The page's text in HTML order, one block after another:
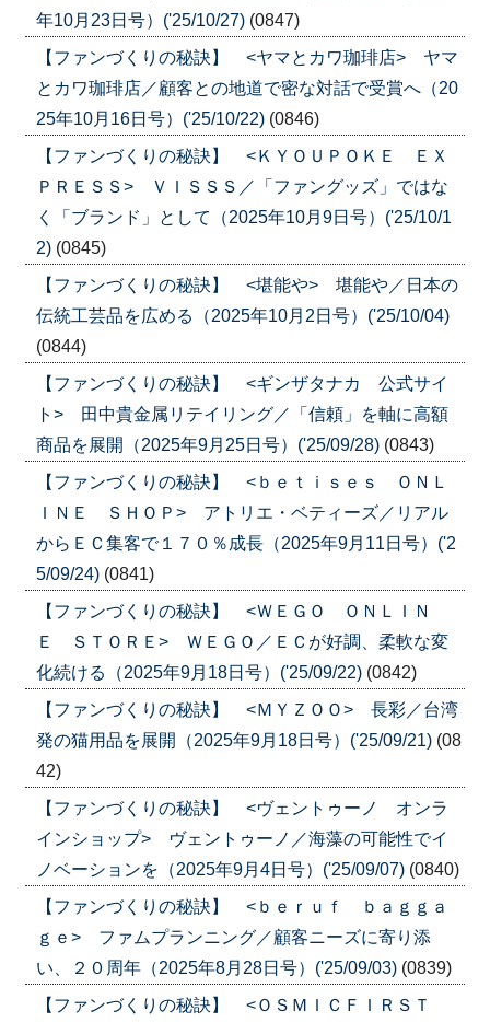
年10月23日号）('25/10/27) (0847)
【ファンづくりの秘訣】 <ヤマとカワ珈琲店> ヤマ
とカワ珈琲店／顧客との地道で密な対話で受賞へ（20
25年10月16日号）('25/10/22) (0846)
【ファンづくりの秘訣】 <ＫＹＯＵＰＯＫＥ ＥＸ
ＰＲＥＳＳ> ＶＩＳＳＳ／「ファングッズ」ではな
く「ブランド」として（2025年10月9日号）('25/10/1
2) (0845)
【ファンづくりの秘訣】 <堪能や> 堪能や／日本の
伝統工芸品を広める（2025年10月2日号）('25/10/04)
(0844)
【ファンづくりの秘訣】 <ギンザタナカ 公式サイ
ト> 田中貴金属リテイリング／「信頼」を軸に高額
商品を展開（2025年9月25日号）('25/09/28) (0843)
【ファンづくりの秘訣】 <ｂｅｔｉｓｅｓ ＯＮＬ
ＩＮＥ ＳＨＯＰ> アトリエ・ベティーズ／リアル
からＥＣ集客で１７０％成長（2025年9月11日号）('2
5/09/24) (0841)
【ファンづくりの秘訣】 <ＷＥＧＯ ＯＮＬＩＮ
Ｅ ＳＴＯＲＥ> ＷＥＧＯ／ＥＣが好調、柔軟な変
化続ける（2025年9月18日号）('25/09/22) (0842)
【ファンづくりの秘訣】 <ＭＹＺＯＯ> 長彩／台湾
発の猫用品を展開（2025年9月18日号）('25/09/21) (08
42)
【ファンづくりの秘訣】 <ヴェントゥーノ オンラ
インショップ> ヴェントゥーノ／海藻の可能性でイ
ノベーションを（2025年9月4日号）('25/09/07) (0840)
【ファンづくりの秘訣】 <ｂｅｒｕｆ ｂａｇｇａ
ｇｅ> ファムプランニング／顧客ニーズに寄り添
い、２０周年（2025年8月28日号）('25/09/03) (0839)
【ファンづくりの秘訣】 <ＯＳＭＩＣＦＩＲＳＴ